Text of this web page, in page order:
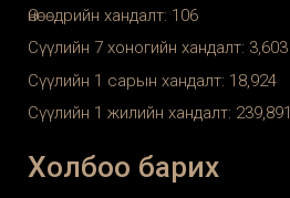
Өнөөдрийн хандалт: 106
Сүүлийн 7 хоногийн хандалт: 3,603
Сүүлийн 1 сарын хандалт: 18,924
Сүүлийн 1 жилийн хандалт: 239,891
Холбоо барих